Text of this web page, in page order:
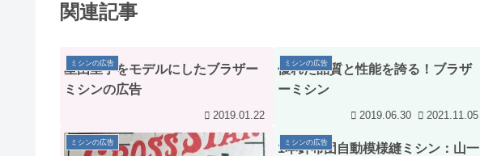
関連記事
ミシンの広告
星由里子をモデルにしたブラザー
ミシンの広告
2019.01.22
ミシンの広告
優れた品質と性能を誇る！ブラザ
ーミシン
2019.06.30 2021.11.05
ミシンの広告 ミシンの広告
1本針布団自動模様縫ミシン：山一